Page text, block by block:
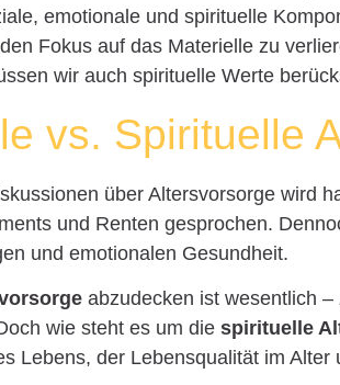
emotionale und spirituelle
Fokus auf das Materielle zu
wir auch spirituelle Werte
vs. Spirituelle
über Altersvorsorge wird
und Renten gesprochen.
und emotionalen Gesundheit.
abzudecken ist wesentlich
wie steht es um diespirituelle
Lebens, der Lebensqualität im